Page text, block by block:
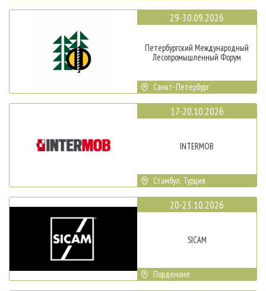
29-30.09.2026
Петербургский Международный
Лесопромышленный Форум
Санкт-Петербург
17-20.10.2026
INTERMOB
Стамбул, Турция
20-23.10.2026
SICAM
Порденоне